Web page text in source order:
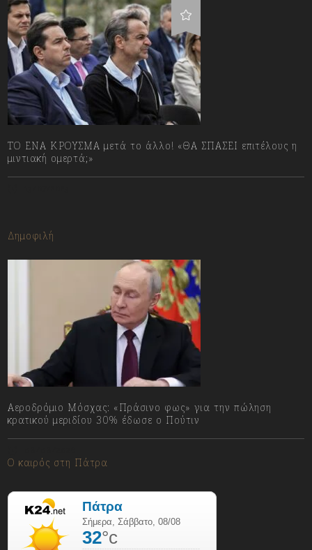
ΤΟ ΕΝΑ ΚΡΟΥΣΜΑ μετά το άλλο! «ΘΑ ΣΠΑΣΕΙ επιτέλους η
μιντιακή ομερτά;»
Δημοφιλή
Αεροδρόμιο Μόσχας: «Πράσινο φως» για την πώληση
κρατικού μεριδίου 30% έδωσε ο Πούτιν
Ο καιρός στη Πάτρα